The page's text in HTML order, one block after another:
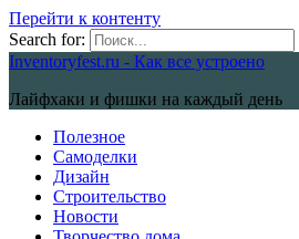
Перейти к контенту
Search for:
Inventoryfest.ru - Как все устроено
Лайфхаки и фишки на каждый день
Полезное
Самоделки
Дизайн
Строительство
Новости